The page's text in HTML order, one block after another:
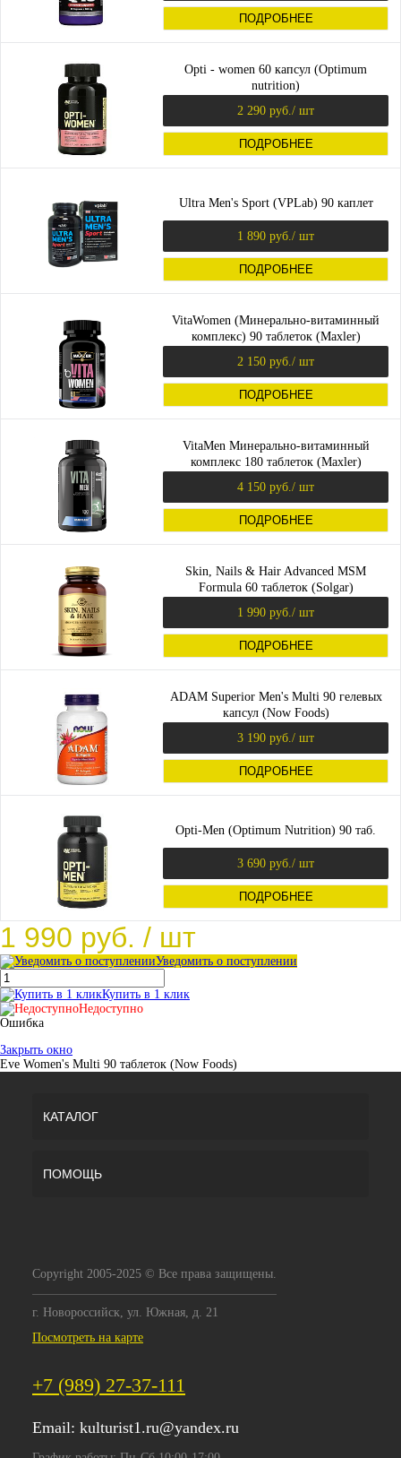
ПОДРОБНЕЕ
Opti - women 60 капсул (Optimum
nutrition)
2 290 руб. / шт
ПОДРОБНЕЕ
Ultra Men's Sport (VPLab) 90 каплет
1 890 руб. / шт
ПОДРОБНЕЕ
VitaWomen (Минерально-витаминный
комплекс) 90 таблеток (Maxler)
2 150 руб. / шт
ПОДРОБНЕЕ
VitaMen Минерально-витаминный
комплекс 180 таблеток (Maxler)
4 150 руб. / шт
ПОДРОБНЕЕ
Skin, Nails & Hair Advanced MSM
Formula 60 таблеток (Solgar)
1 990 руб. / шт
ПОДРОБНЕЕ
ADAM Superior Men's Multi 90 гелевых
капсул (Now Foods)
3 190 руб. / шт
ПОДРОБНЕЕ
Opti-Men (Optimum Nutrition) 90 таб.
3 690 руб. / шт
ПОДРОБНЕЕ
1 990 руб. / шт
Уведомить о поступлении
Купить в 1 клик
Недоступно
Ошибка
Закрыть окно
Eve Women's Multi 90 таблеток (Now Foods)
КАТАЛОГ
ПОМОЩЬ
Copyright 2005-2025 © Все права защищены.
г. Новороссийск, ул. Южная, д. 21
Посмотреть на карте
+7 (989) 27-37-111
Email: kulturist1.ru@yandex.ru